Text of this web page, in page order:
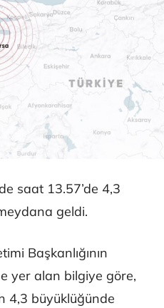
saat 13.57’de 4,3
geldi.
Başkanlığının
yer alan bilgiye göre,
4,3 büyüklüğünde